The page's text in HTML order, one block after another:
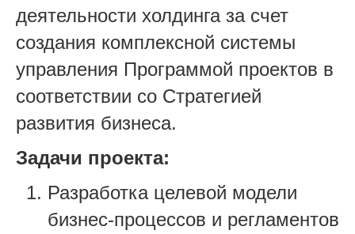
деятельности холдинга за счет
создания комплексной системы
управления Программой проектов в
соответствии со Стратегией
развития бизнеса.
Задачи проекта:
Разработка целевой модели
бизнес-процессов и регламентов